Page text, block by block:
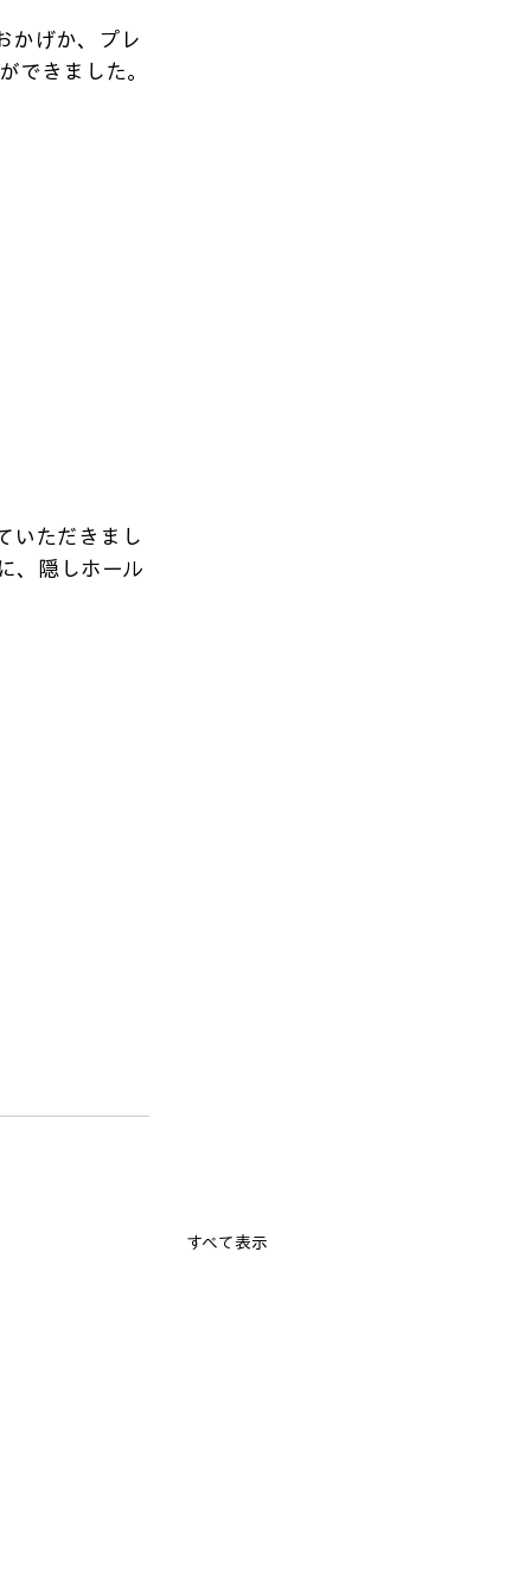
かげか、プレ
できました。
いただきまし
、隠しホール
すべて表示